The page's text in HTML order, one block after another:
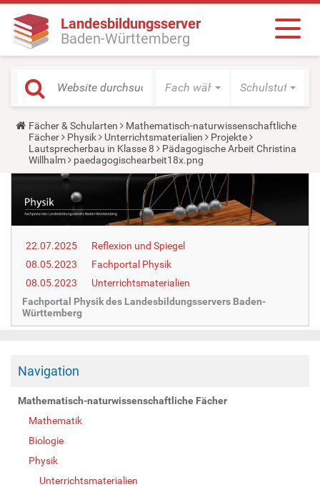
Landesbildungsserver
Baden-Württemberg
Fach wählen Schulstufe
Y
o
u
a
r
e
r
e
Fächer & Schularten
Mathematisch-naturwissenschaftliche
Fächer
Physik Unterrichtsmaterialien
Projekte
Lautsprecherbau in Klasse 8
Pädagogische Arbeit Christina
Willhalm
paedagogischearbeit18x.png
22.07.2025
Reflexion und Spiegel
08.05.2023
Fachportal Physik
08.05.2023
Unterrichtsmaterialien
Fachportal Physik des Landesbildungsservers Baden-
Württemberg
Navigation
Mathematisch-naturwissenschaftliche Fächer
Mathematik
Biologie
Physik
Unterrichtsmaterialien